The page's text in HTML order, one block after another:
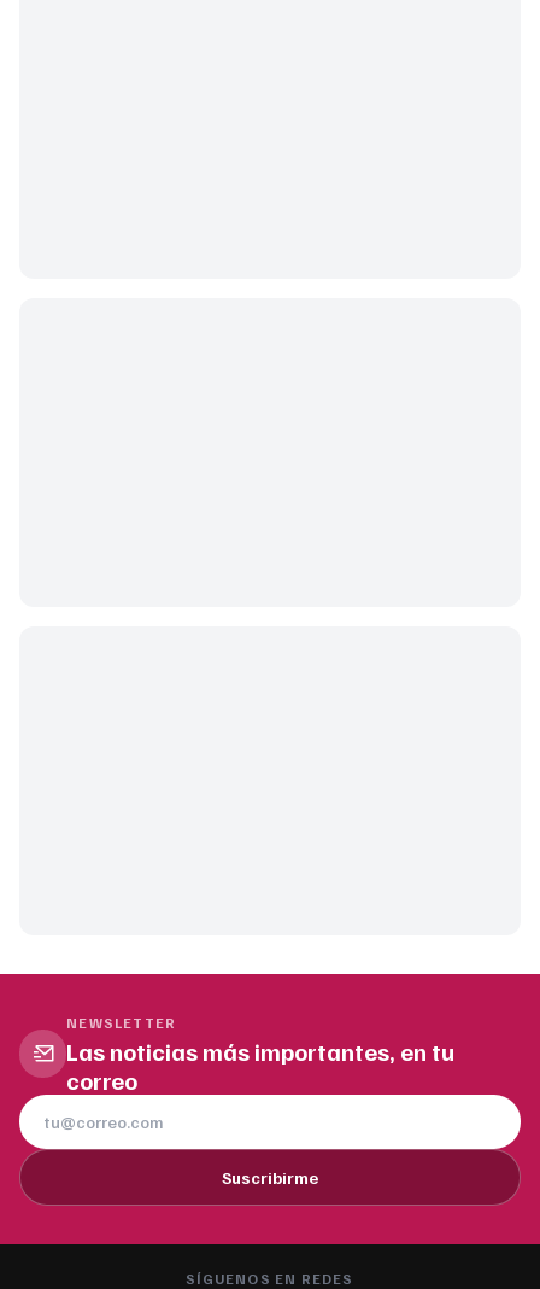
NEWSLETTER
Las noticias más importantes, en tu
correo
Suscribirme
SÍGUENOS EN REDES